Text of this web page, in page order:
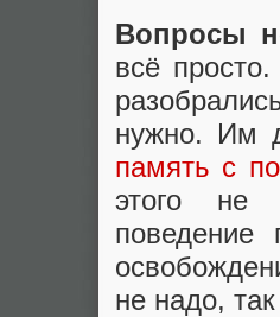
Вопросы
всё
нужно. Им
память с
этого не
поведение
не надо,